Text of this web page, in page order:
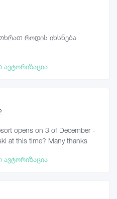
როდის იხსნება
ავტორიზაცია
opens on 3 of December -
at this time? Many thanks
ავტორიზაცია